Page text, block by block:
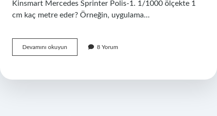
Kinsmart Mercedes Sprinter Polis-1. 1/1000 ölçekte 1
cm kaç metre eder? Örneğin, uygulama…
Devamını okuyun
Boyutu
8 Yorum